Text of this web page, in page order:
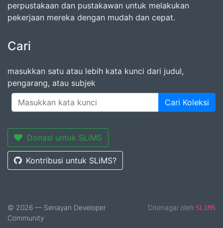
perpustakaan dan pustakawan untuk melakukan
pekerjaan mereka dengan mudah dan cepat.
Cari
masukkan satu atau lebih kata kunci dari judul,
pengarang, atau subjek
Cari Koleksi
Donasi untuk SLiMS
Kontribusi untuk SLiMS?
© 2026 — Senayan Developer
Community
Ditenagai oleh SLiMS